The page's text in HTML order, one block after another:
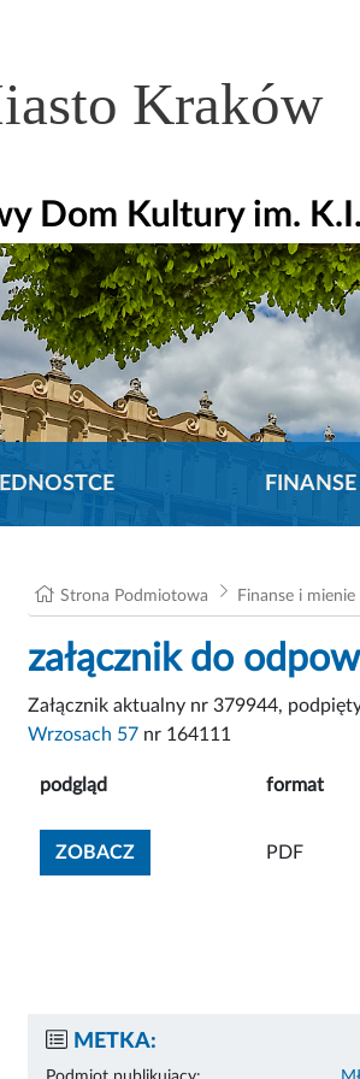
Kraków
Dom Kultury im.
Strona Podmiotowa Finanse i mienie
załącznik do
Załącznik aktualny nr 379944,
Wrzosach 57 nr 164111
podgląd format
ZOBACZZOBACZ ZAŁĄCZNIK
PDF
METKA: